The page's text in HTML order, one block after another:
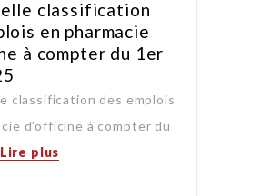
classification
en pharmacie
à compter du 1er
classification des emplois
d’officine à compter du
Lire plus